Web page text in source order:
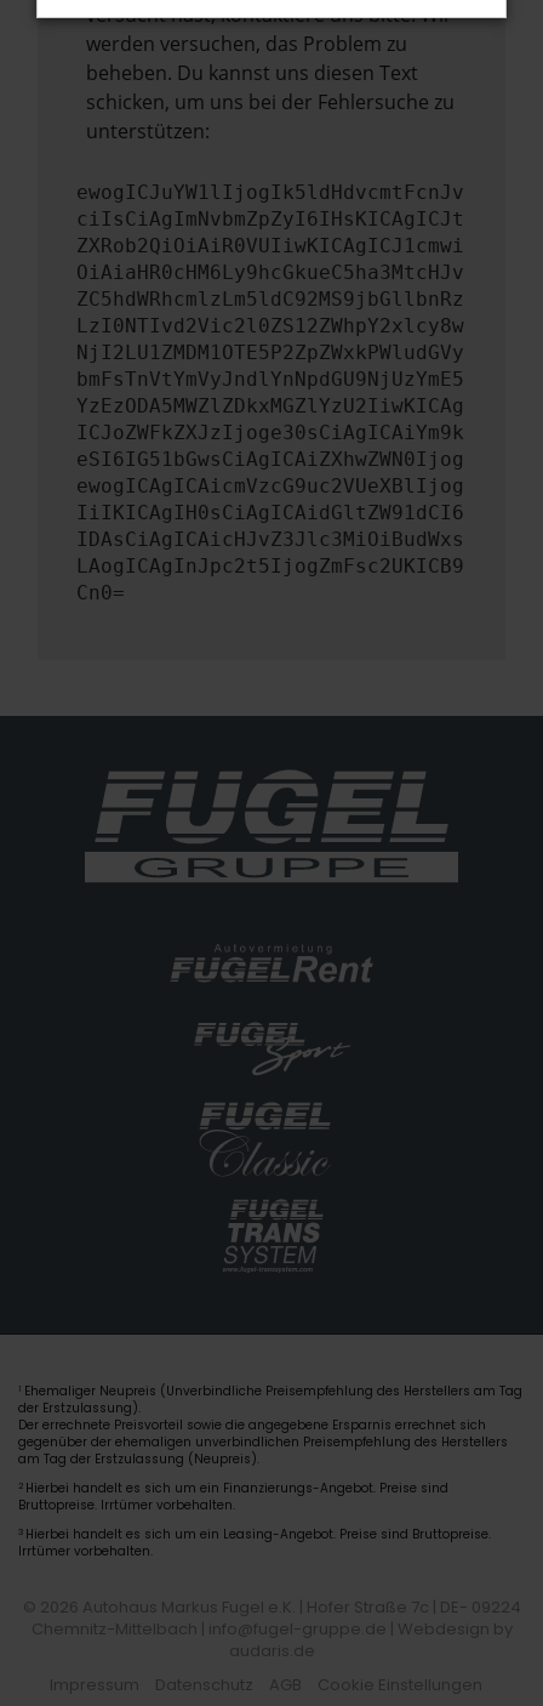
versucht hast, kontaktiere uns bitte. Wir
werden versuchen, das Problem zu
beheben. Du kannst uns diesen Text
schicken, um uns bei der Fehlersuche zu
unterstützen:
ewogICJuYW1lIjogIk5ldHdvcmtFcnJv
ciIsCiAgImNvbmZpZyI6IHsKICAgICJt
ZXRob2QiOiAiR0VUIiwKICAgICJ1cmwi
OiAiaHR0cHM6Ly9hcGkueC5ha3MtcHJv
ZC5hdWRhcmlzLm5ldC92MS9jbGllbnRz
LzI0NTIvd2Vic2l0ZS12ZWhpY2xlcy8w
NjI2LU1ZMDM1OTE5P2ZpZWxkPWludGVy
bmFsTnVtYmVyJndlYnNpdGU9NjUzYmE5
YzEzODA5MWZlZDkxMGZlYzU2IiwKICAg
ICJoZWFkZXJzIjoge30sCiAgICAiYm9k
eSI6IG51bGwsCiAgICAiZXhwZWN0Ijog
ewogICAgICAicmVzcG9uc2VUeXBlIjog
IiIKICAgIH0sCiAgICAidGltZW91dCI6
IDAsCiAgICAicHJvZ3Jlc3MiOiBudWxs
LAogICAgInJpc2t5IjogZmFsc2UKICB9
Cn0=
1 Ehemaliger Neupreis (Unverbindliche Preisempfehlung des Herstellers am Tag
der Erstzulassung).
Der errechnete Preisvorteil sowie die angegebene Ersparnis errechnet sich
gegenüber der ehemaligen unverbindlichen Preisempfehlung des Herstellers
am Tag der Erstzulassung (Neupreis).
2 Hierbei handelt es sich um ein Finanzierungs-Angebot. Preise sind
Bruttopreise. Irrtümer vorbehalten.
3 Hierbei handelt es sich um ein Leasing-Angebot. Preise sind Bruttopreise.
Irrtümer vorbehalten.
© 2026 Autohaus Markus Fugel e.K. | Hofer Straße 7c | DE- 09224
Chemnitz-Mittelbach | info@fugel-gruppe.de | Webdesign by
audaris.de
Impressum
Datenschutz AGB Cookie Einstellungen